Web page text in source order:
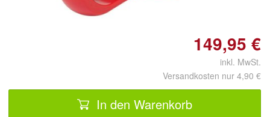
149,95 €
inkl. MwSt.
Versandkosten nur 4,90 €
In den Warenkorb